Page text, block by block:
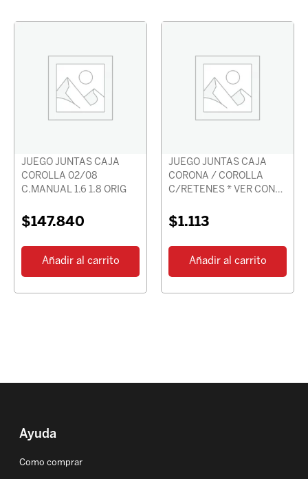
JUEGO JUNTAS CAJA
COROLLA 02/08
C.MANUAL 1.6 1.8 ORIG
$147.840
Añadir al carrito
JUEGO JUNTAS CAJA
CORONA / COROLLA
C/RETENES * VER CON
$1.113
Añadir al carrito
Ayuda
Como comprar